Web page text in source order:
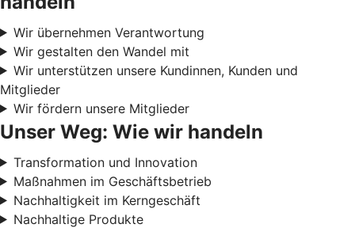
Wir übernehmen Verantwortung
Wir gestalten den Wandel mit
Wir unterstützen unsere Kundinnen, Kunden und
Mitglieder
Wir fördern unsere Mitglieder
Unser Weg: Wie wir handeln
Transformation und Innovation
Maßnahmen im Geschäftsbetrieb
Nachhaltigkeit im Kerngeschäft
Nachhaltige Produkte